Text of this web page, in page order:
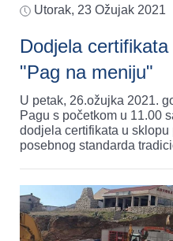
Utorak, 23 Ožujak 2021
Dodjela
"Pag na meniju"
U petak, 26.ožujka 2021.
Pagu s početkom u 11.00
dodjela certifikata u
posebnog standarda